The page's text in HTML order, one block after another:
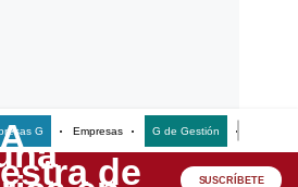
G Empresas G de Gestión
SUSCRÍBETE